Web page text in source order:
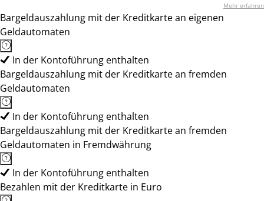
Mehr erfahren
Bargeldauszahlung mit der Kreditkarte an eigenen
Geldautomaten
In der Kontoführung enthalten
Bargeldauszahlung mit der Kreditkarte an fremden
Geldautomaten
In der Kontoführung enthalten
Bargeldauszahlung mit der Kreditkarte an fremden
Geldautomaten in Fremdwährung
In der Kontoführung enthalten
Bezahlen mit der Kreditkarte in Euro